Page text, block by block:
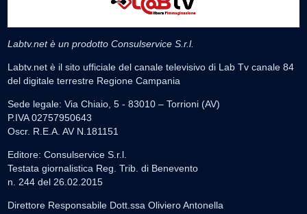
Labtv.net è un prodotto Consulservice S.r.l.
Labtv.net è il sito ufficiale del canale televisivo di Lab Tv canale 84
del digitale terrestre Regione Campania
Sede legale: Via Chiaio, 5 - 83010 – Torrioni (AV)
P.IVA 02757950643
Oscr. R.E.A. AV N.181151
Editore: Consulservice S.r.l.
Testata giornalistica Reg. Trib. di Benevento
n. 244 del 26.02.2015
Direttore Responsabile Dott.ssa Oliviero Antonella